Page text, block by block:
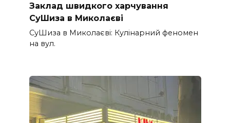
Заклад швидкого харчування
СуШиза в Миколаєві
СуШиза в Миколаєві: Кулінарний феномен
на вул.